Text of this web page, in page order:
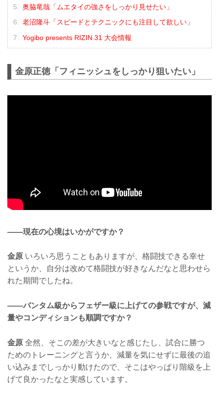
奥脇竜哉「ムエタイの強さをしっかり見せたい」
老沼隆斗「スピードとテクニックにも注目して欲しい」
Yogibo presents RIZIN.31 大会情報
金原正徳「フィニッシュをしっかり狙いたい」
——現在の心境はいかがですか？
金原 いろいろ思うこともありますが、格闘技できる幸せ
というか、自分は改めて格闘技が好きなんだなと思わせら
れた期間でしたね。
——バンタム級からフェザー級に上げての参戦ですが、減
量やコンディションも順調ですか？
金原 全然、そこの差が大きいなと感じたし、試合に勝つ
ためのトレーニングと言うか、減量を気にせずに最後の追
い込みまでしっかり動けたので、そこはやっぱり階級を上
げて良かったなと実感しています。